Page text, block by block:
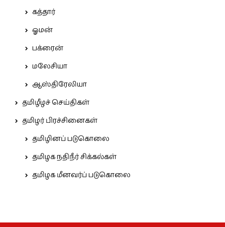
கத்தார்
ஓமன்
பக்ரைன்
மலேசியா
ஆஸ்திரேலியா
தமிழீழச் செய்திகள்
தமிழர் பிரச்சினைகள்
தமிழினப் படுகொலை
தமிழக நதிநீர் சிக்கல்கள்
தமிழக மீனவர்ப் படுகொலை